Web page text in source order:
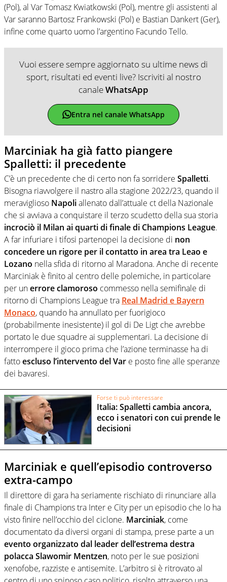
(Pol), al Var Tomasz Kwiatkowski (Pol), mentre gli assistenti al
Var saranno Bartosz Frankowski (Pol) e Bastian Dankert (Ger),
infine come quarto uomo l’argentino Facundo Tello.
Vuoi essere sempre aggiornato su ultime news di
sport, risultati ed eventi live? Iscriviti al nostro
canaleWhatsApp
Entra nel canale WhatsApp
Marciniak ha già fatto piangere
Spalletti: il precedente
C’è un precedente che di certo non fa sorridere Spalletti.
Bisogna riavvolgere il nastro alla stagione 2022/23, quando il
meraviglioso Napoliallenato dall’attuale ct della Nazionale
che si avviava a conquistare il terzo scudetto della sua storia
incrociò il Milan ai quarti di finale di Champions League.
A far infuriare i tifosi partenopei la decisione di non
concedere un rigore per il contatto in area tra Leao e
Lozano nella sfida di ritorno al Maradona. Anche di recente
Marciniak è finito al centro delle polemiche, in particolare
per unerrore clamoroso commesso nella semifinale di
ritorno di Champions League tra Real Madrid e Bayern
Monaco, quando ha annullato per fuorigioco
(probabilmente inesistente) il gol di De Ligt che avrebbe
portato le due squadre ai supplementari. La decisione di
interrompere il gioco prima che l’azione terminasse ha di
fattoescluso l’intervento del Var e posto fine alle speranze
dei bavaresi.
Forse ti può interessare
Italia: Spalletti cambia ancora,
ecco i senatori con cui prende le
decisioni
Marciniak e quell’episodio controverso
extra-campo
Il direttore di gara ha seriamente rischiato di rinunciare alla
finale di Champions tra Inter e City per un episodio che lo ha
visto finire nell’occhio del ciclone. Marciniak, come
documentato da diversi organi di stampa, prese parte a un
evento organizzato dal leader dell’estrema destra
polacca Slawomir Mentzen, noto per le sue posizioni
xenofobe, razziste e antisemite. L’arbitro si è ritrovato al